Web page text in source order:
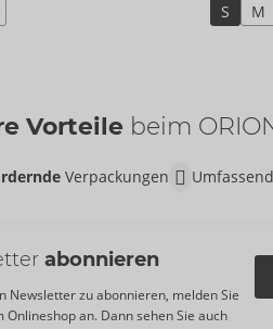
S M
Vorteile beim
Verpackungen
abonnieren
Newsletter zu abonnieren, melden Sie
Onlineshop an. Dann sehen Sie auch